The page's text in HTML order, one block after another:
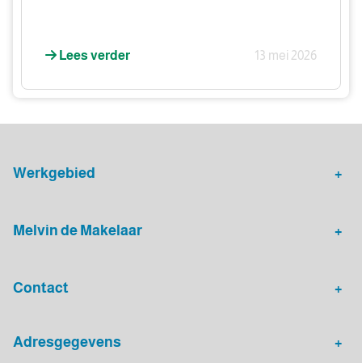
Lees verder 13 mei 2026
Werkgebied
Melvin de Makelaar
Contact
030 - 20 72 575
Adresgegevens